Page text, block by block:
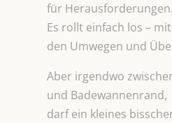
für Herausforderungen.
Es rollt einfach los –
den Umwegen und
Aber irgendwo
und Badewannenrand,
darf ein kleines